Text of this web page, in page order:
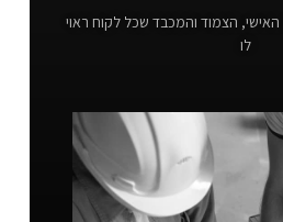
הצמוד והמכבד שכל לקוח ראוי
לו